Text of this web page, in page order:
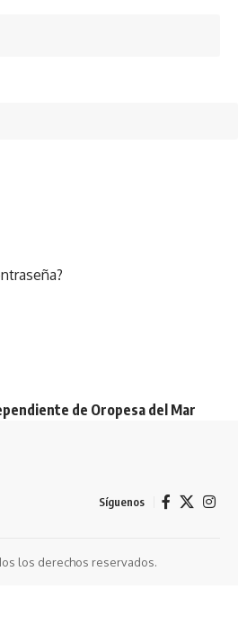
de Oropesa del Mar
Síguenos
los derechos reservados.